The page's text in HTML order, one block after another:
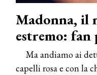
Madonna, il
estremo:
Ma andiamo ai
capelli rosa e con la